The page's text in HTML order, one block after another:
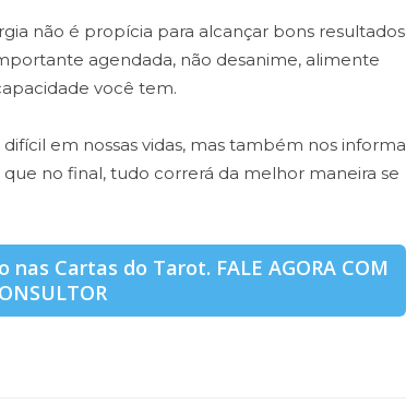
não é propícia para alcançar bons resultados
agendada, não desanime, alimente
você tem.
em nossas vidas, mas também nos informa
no final, tudo correrá da melhor maneira se
Cartas do Tarot. FALE AGORA COM